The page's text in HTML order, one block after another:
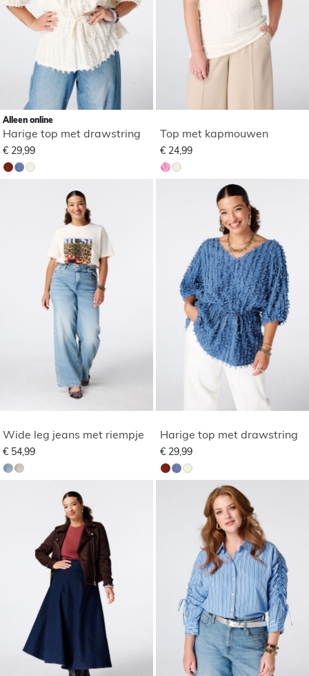
Alleen online
Harige top met drawstring
€ 29,99
Top met kapmouwen
€ 24,99
Wide leg jeans met riempje
€ 54,99
Harige top met drawstring
€ 29,99